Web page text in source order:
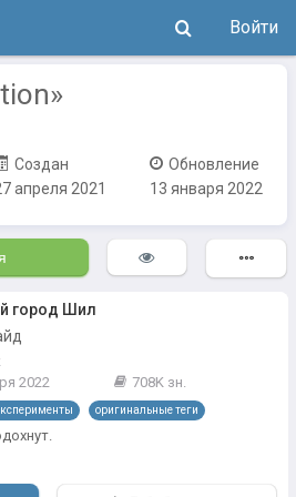
Войти
Создан
апреля 2021
Обновление
13 января 2022
город Шил
2022
708K зн.
оригинальные теги